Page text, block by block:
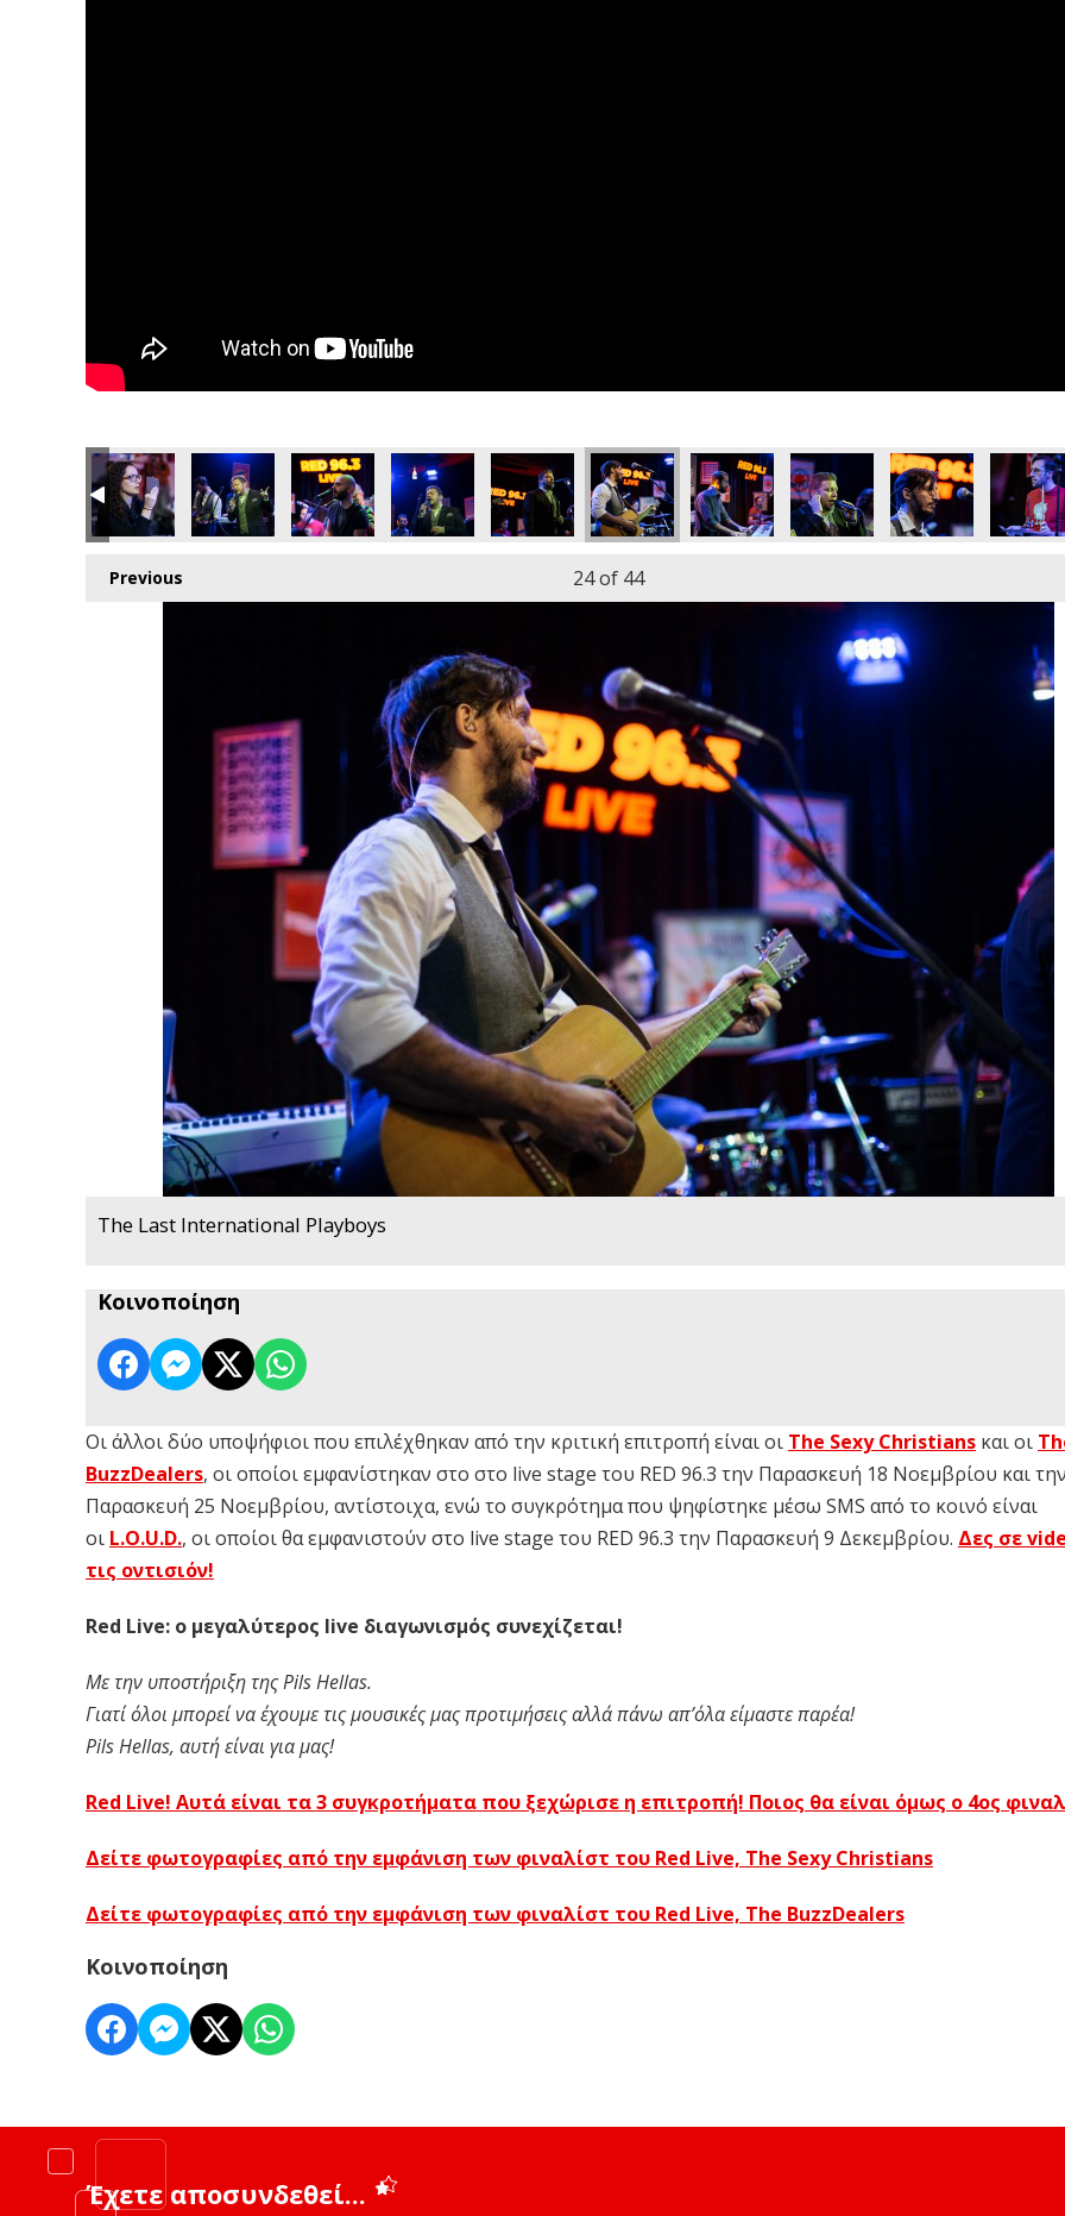
Previous 24of 44
The Last International Playboys
Κοινοποίηση
Οι άλλοι δύο υποψήφιοι που επιλέχθηκαν από την κριτική επιτροπή είναι οι The Sexy Christians και οι
BuzzDealers, οι οποίοι εμφανίστηκαν στο στο live stage του RED 96.3 την Παρασκευή 18 Νοεμβρίου και
Παρασκευή 25 Νοεμβρίου, αντίστοιχα, ενώ το συγκρότημα που ψηφίστηκε μέσω SMS από το κοινό είναι
οι L.O.U.D., οι οποίοι θα εμφανιστούν στο live stage του RED 96.3 την Παρασκευή 9 Δεκεμβρίου. Δες σε
τις οντισιόν!
Red Live: ο μεγαλύτερος live διαγωνισμός συνεχίζεται!
Με την υποστήριξη της Pils Hellas.
Γιατί όλοι μπορεί να έχουμε τις μουσικές μας προτιμήσεις αλλά πάνω απ’όλα είμαστε παρέα!
Pils Hellas, αυτή είναι για μας!
Red Live! Αυτά είναι τα 3 συγκροτήματα που ξεχώρισε η επιτροπή! Ποιος θα είναι όμως ο 4ος
Δείτε φωτογραφίες από την εμφάνιση των φιναλίστ του Red Live, The Sexy Christians
Δείτε φωτογραφίες από την εμφάνιση των φιναλίστ του Red Live, The BuzzDealers
Κοινοποίηση
Έχετε αποσυνδεθεί...